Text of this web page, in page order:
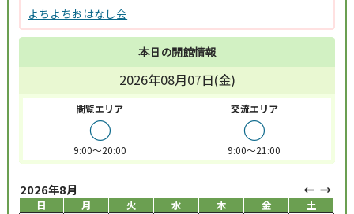
よちよちおはなし会
本日の開館情報
2026年08月07日(金)
閲覧エリア
○
9:00～20:00
交流エリア
○
9:00～21:00
2026年8月
日 月 火 水 木 金 土